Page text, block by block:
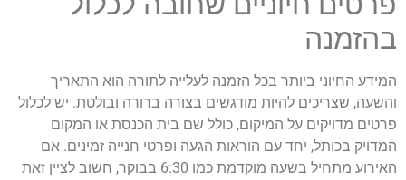
בהזמנה
המידע החיוני ביותר בכל הזמנה לעלייה לתורה הוא התאריך
והשעה, שצריכים להיות מודגשים בצורה ברורה ובולטת. יש לכלול
פרטים מדויקים על המיקום, כולל שם בית הכנסת או המקום
המדויק בכותל, יחד עם הוראות הגעה ופרטי חנייה זמינים. אם
האירוע מתחיל בשעה מוקדמת כמו 6:30 בבוקר, חשוב לציין זאת